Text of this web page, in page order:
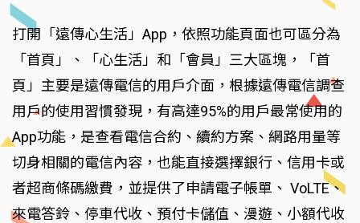
打開「遠傳心生活」App，依照功能頁面也可區分為
「首頁」、「心生活」和「會員」三大區塊，「首
頁」主要是遠傳電信的用戶介面，根據遠傳電信調查
用戶的使用習慣發現，有高達95%的用戶最常使用的
App功能，是查看電信合約、續約方案、網路用量等
切身相關的電信內容，也能直接選擇銀行、信用卡或
者超商條碼繳費，並提供了申請電子帳單、 VoLTE、
來電答鈴、停車代收、預付卡儲值、漫遊、小額代收